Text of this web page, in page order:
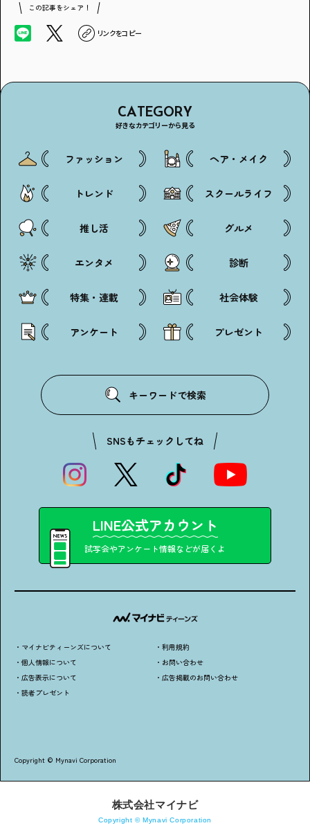
この記事をシェア！
リンクをコピー
CATEGORY
好きなカテゴリーから見る
ファッション ヘア・メイク
トレンド スクールライフ
推し活 グルメ
エンタメ 診断
特集・連載 社会体験
アンケート プレゼント
キーワードで検索
SNSもチェックしてね
LINE公式アカウント
試写会やアンケート情報などが届くよ
・マイナビティーンズについて
・個人情報について
・広告表示について
・読者プレゼント
・利用規約
・お問い合わせ
・広告掲載のお問い合わせ
Copyright © Mynavi Corporation
株式会社マイナビ
Copyright © Mynavi Corporation